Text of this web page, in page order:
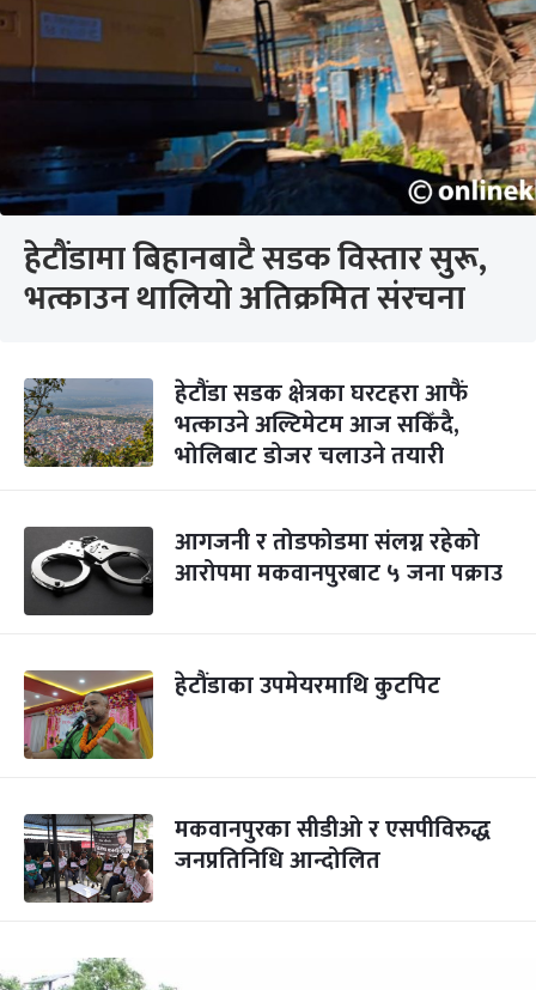
हेटौंडामा बिहानबाटै सडक विस्तार सुरू,
भत्काउन थालियो अतिक्रमित संरचना
हेटौंडा सडक क्षेत्रका घरटहरा आफैं
भत्काउने अल्टिमेटम आज सकिँदै,
भोलिबाट डोजर चलाउने तयारी
आगजनी र तोडफोडमा संलग्न रहेको
आरोपमा मकवानपुरबाट ५ जना पक्राउ
हेटौंडाका उपमेयरमाथि कुटपिट
मकवानपुरका सीडीओ र एसपीविरुद्ध
जनप्रतिनिधि आन्दोलित